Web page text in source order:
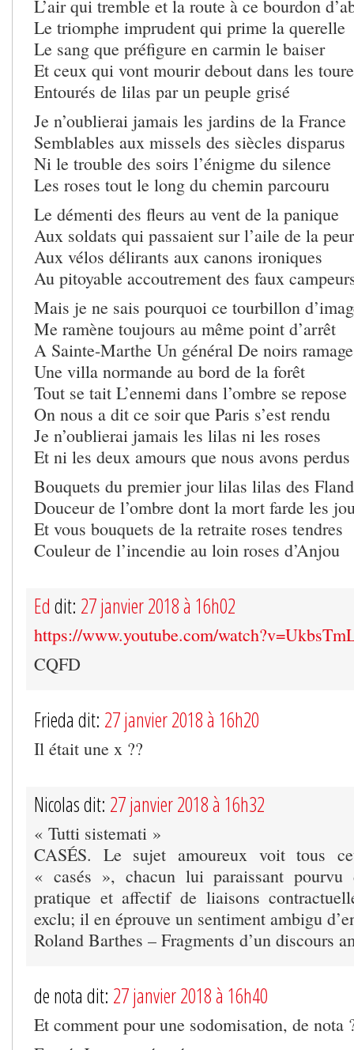
L’air qui tremble et la route à ce bourdon
Le triomphe imprudent qui prime la querelle
Le sang que préfigure en carmin le baiser
Et ceux qui vont mourir debout dans les
Entourés de lilas par un peuple grisé
Je n’oublierai jamais les jardins de la France
Semblables aux missels des siècles disparus
Ni le trouble des soirs l’énigme du silence
Les roses tout le long du chemin parcouru
Le démenti des fleurs au vent de la panique
Aux soldats qui passaient sur l’aile de la peur
Aux vélos délirants aux canons ironiques
Au pitoyable accoutrement des faux
Mais je ne sais pourquoi ce tourbillon
Me ramène toujours au même point d’arrêt
A Sainte-Marthe Un général De noirs
Une villa normande au bord de la forêt
Tout se tait L’ennemi dans l’ombre se repose
On nous a dit ce soir que Paris s’est rendu
Je n’oublierai jamais les lilas ni les roses
Et ni les deux amours que nous avons perdus
Bouquets du premier jour lilas lilas des
Douceur de l’ombre dont la mort farde les
Et vous bouquets de la retraite roses tendres
Couleur de l’incendie au loin roses d’Anjou
Ed dit: 27 janvier 2018 à 16h02
https://www.youtube.com/
CQFD
Frieda dit: 27 janvier 2018 à 16h20
Il était une x ??
Nicolas dit: 27 janvier 2018 à 16h32
« Tutti sistemati »
CASÉS. Le sujet amoureux voit tous
« casés », chacun lui paraissant pourvu
pratique et affectif de liaisons
exclu; il en éprouve un sentiment ambigu
Roland Barthes – Fragments d’un discours
de nota dit: 27 janvier 2018 à 16h40
Et comment pour une sodomisation, de nota